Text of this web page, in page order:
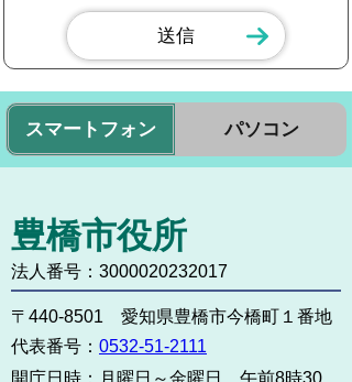
スマートフォン パソコン
豊橋市役所
法人番号：3000020232017
〒440-8501 愛知県豊橋市今橋町１番地
代表番号： 0532-51-2111
開庁日時： 月曜日～金曜日 午前8時30